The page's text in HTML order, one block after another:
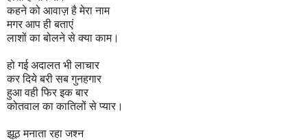
कहने को आवाज़ है मेरा नाम
मगर आप ही बताएं
लाशों का बोलने से क्या काम।
हो गई अदालत भी लाचार
कर दिये बरी सब गुनहगार
हुआ वही फिर इक बार
कोतवाल का कातिलों से प्यार।
झूठ मनाता रहा जश्न